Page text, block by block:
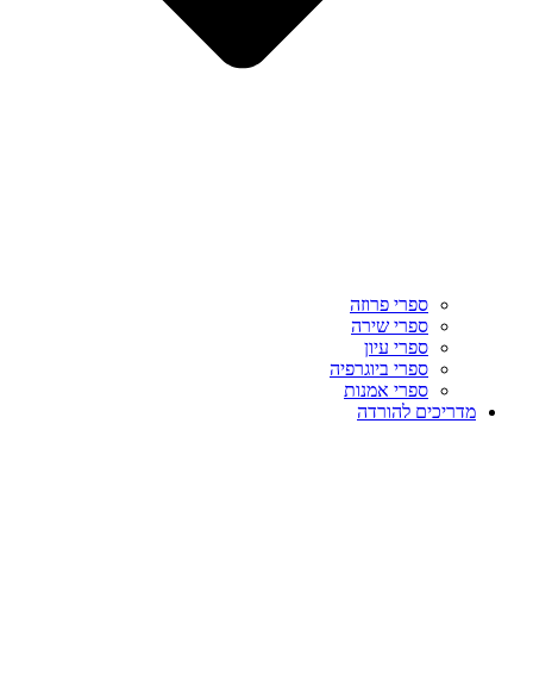
ספרי פרוזה
ספרי שירה
ספרי עיון
ספרי ביוגרפיה
ספרי אמנות
מדריכים להורדה